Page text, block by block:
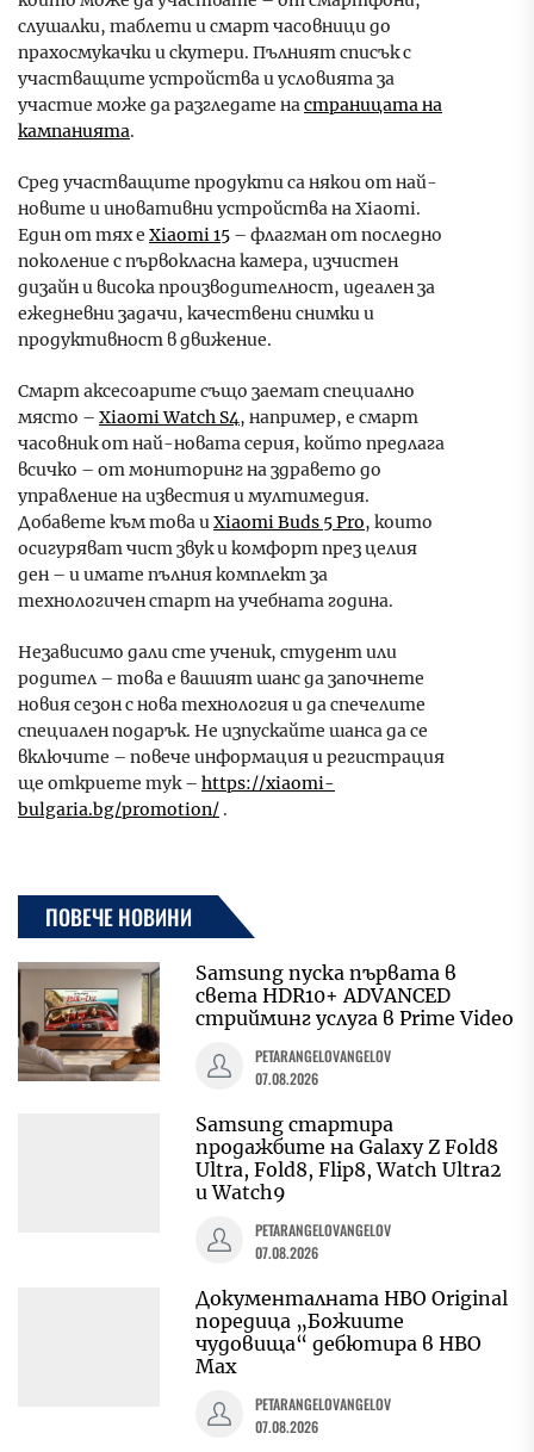
слушалки, таблети и смарт часовници до
прахосмукачки и скутери. Пълният списък с
участващите устройства и условията за
участие може да разгледате настраницата на
кампанията.
Сред участващите продукти са някои от най-
новите и иновативни устройства на Xiaomi.
Един от тях е Xiaomi 15 – флагман от последно
поколение с първокласна камера, изчистен
дизайн и висока производителност, идеален за
ежедневни задачи, качествени снимки и
продуктивност в движение.
Смарт аксесоарите също заемат специално
място – Xiaomi Watch S4, например, е смарт
часовник от най-новата серия, който предлага
всичко – от мониторинг на здравето до
управление на известия и мултимедия.
Добавете към това иXiaomi Buds 5 Pro, които
осигуряват чист звук и комфорт през целия
ден – и имате пълния комплект за
технологичен старт на учебната година.
Независимо дали сте ученик, студент или
родител – това е вашият шанс да започнете
новия сезон с нова технология и да спечелите
специален подарък. Не изпускайте шанса да се
включите – повече информация и регистрация
ще откриете тук – https://xiaomi-
bulgaria.bg/promotion/ .
ПОВЕЧЕ НОВИНИ
Samsung пуска първата в
света HDR10+ ADVANCED
стрийминг услуга в Prime Video
PETARANGELOVANGELOV
07.08.2026
Samsung стартира
продажбите на Galaxy Z Fold8
Ultra, Fold8, Flip8, Watch Ultra2
и Watch9
PETARANGELOVANGELOV
07.08.2026
Документалната HBO Original
поредица „Божиите
чудовища“ дебютира в HBO
Max
PETARANGELOVANGELOV
07.08.2026